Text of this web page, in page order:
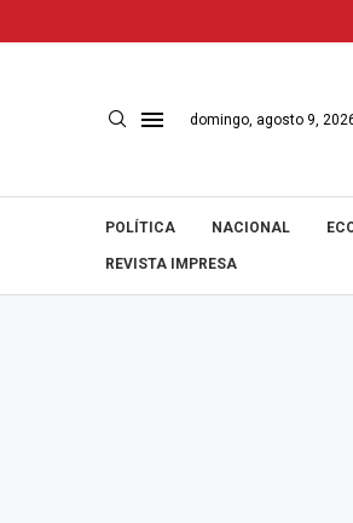
domingo, agosto 9,
POLÍTICA NACIONAL
REVISTA IMPRESA